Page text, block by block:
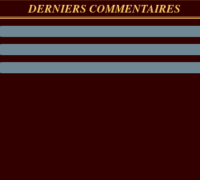
DERNIERS COMMENTAIRES